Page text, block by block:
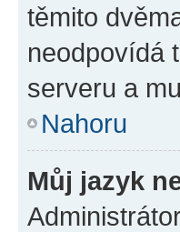
těmito
neodpovídá
serveru a
Nahoru
Můj jazyk